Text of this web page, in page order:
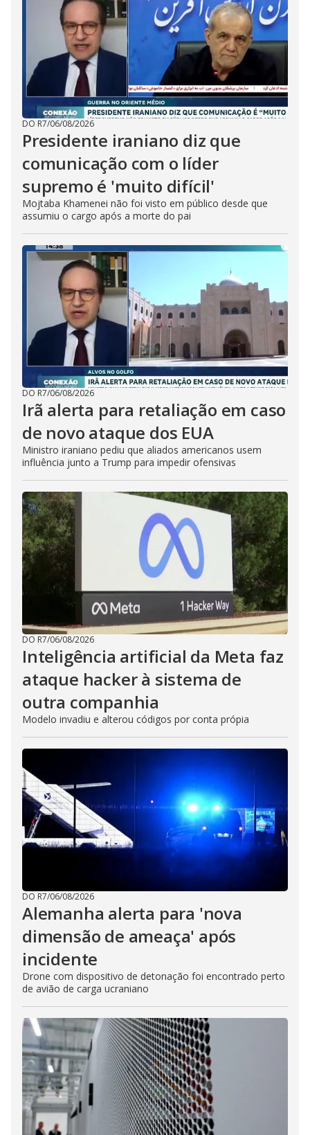
DO R7/06/08/2026
Presidente iraniano diz que
comunicação com o líder
supremo é 'muito difícil'
Mojtaba Khamenei não foi visto em público desde que
assumiu o cargo após a morte do pai
DO R7/06/08/2026
Irã alerta para retaliação em caso
de novo ataque dos EUA
Ministro iraniano pediu que aliados americanos usem
influência junto a Trump para impedir ofensivas
DO R7/06/08/2026
Inteligência artificial da Meta faz
ataque hacker à sistema de
outra companhia
Modelo invadiu e alterou códigos por conta própia
DO R7/06/08/2026
Alemanha alerta para 'nova
dimensão de ameaça' após
incidente
Drone com dispositivo de detonação foi encontrado perto
de avião de carga ucraniano